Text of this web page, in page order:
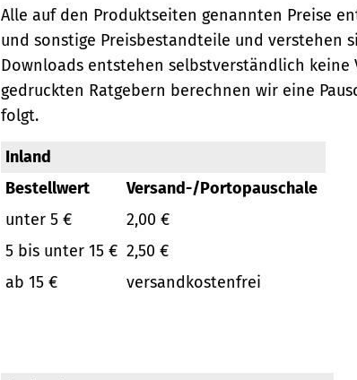
Alle auf den Produktseiten genannten Preise
und sonstige Preisbestandteile und verstehen
Downloads entstehen selbstverständlich keine
gedruckten Ratgebern berechnen wir eine
folgt.
Inland
Bestellwert
Versand-/Portopauschale
unter 5 €
2,00 €
5 bis unter 15 € 2,50 €
ab 15 €
versandkostenfrei